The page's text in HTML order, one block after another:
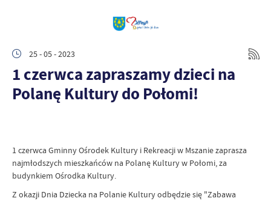
25 - 05 - 2023
1 czerwca zapraszamy dzieci na
Polanę Kultury do Połomi!
1 czerwca Gminny Ośrodek Kultury i Rekreacji w Mszanie zaprasza
najmłodszych mieszkańców na Polanę Kultury w Połomi, za
budynkiem Ośrodka Kultury.
Z okazji Dnia Dziecka na Polanie Kultury odbędzie się "Zabawa